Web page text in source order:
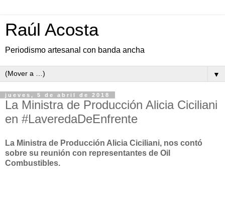
Raúl Acosta
Periodismo artesanal con banda ancha
▼
jueves, 5 de abril de 2018
La Ministra de Producción Alicia Ciciliani
en #LaveredaDeEnfrente
La Ministra de Producción Alicia Ciciliani, nos contó
sobre su reunión con representantes de Oil
Combustibles.